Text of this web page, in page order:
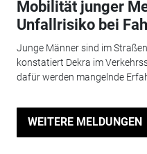
Mobilität junger
Unfallrisiko bei
Junge Männer sind im
konstatiert Dekra im
dafür werden mangelnde
WEITERE MELDUNGEN